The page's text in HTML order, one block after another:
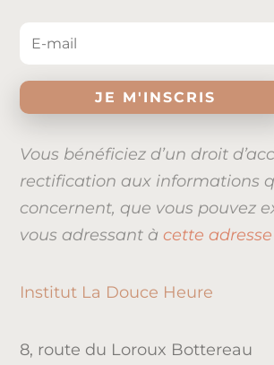
JE M'INSCRIS
Vous bénéficiez d’un droit
rectification aux informations
concernent, que vous pouvez
vous adressant àcette
Institut La Douce Heure
8, route du Loroux Bottereau